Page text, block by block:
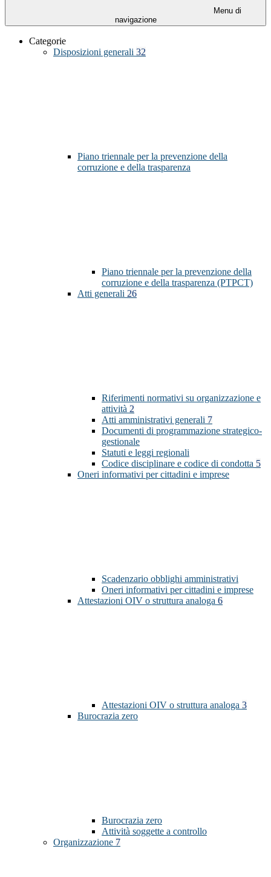
Menu di
navigazione
Categorie
Disposizioni generali 32
Piano triennale per la prevenzione della
corruzione e della trasparenza
Piano triennale per la prevenzione della
corruzione e della trasparenza (PTPCT)
Atti generali 26
Riferimenti normativi su organizzazione e
attività 2
Atti amministrativi generali 7
Documenti di programmazione strategico-
gestionale
Statuti e leggi regionali
Codice disciplinare e codice di condotta 5
Oneri informativi per cittadini e imprese
Scadenzario obblighi amministrativi
Oneri informativi per cittadini e imprese
Attestazioni OIV o struttura analoga 6
Attestazioni OIV o struttura analoga 3
Burocrazia zero
Burocrazia zero
Attività soggette a controllo
Organizzazione 7